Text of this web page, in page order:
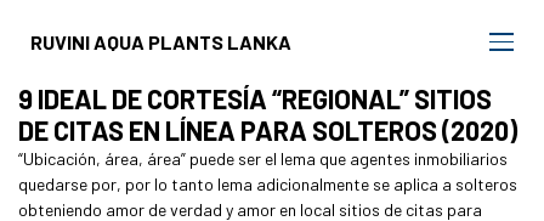
RUVINI AQUA PLANTS LANKA
9 IDEAL DE CORTESÍA “REGIONAL” SITIOS
DE CITAS EN LÍNEA PARA SOLTEROS (2020)
“Ubicación, área, área” puede ser el lema que agentes inmobiliarios
quedarse por, por lo tanto lema adicionalmente se aplica a solteros
obteniendo amor de verdad y amor en local sitios de citas para